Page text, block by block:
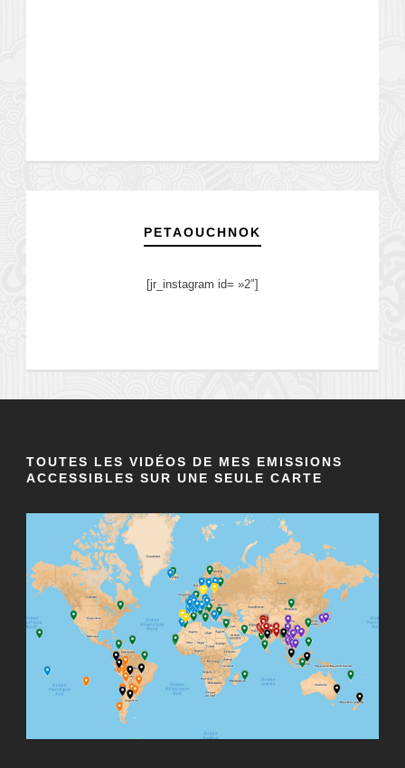
PETAOUCHNOK
[jr_instagram id= »2″]
TOUTES LES VIDÉOS DE MES EMISSIONS
ACCESSIBLES SUR UNE SEULE CARTE